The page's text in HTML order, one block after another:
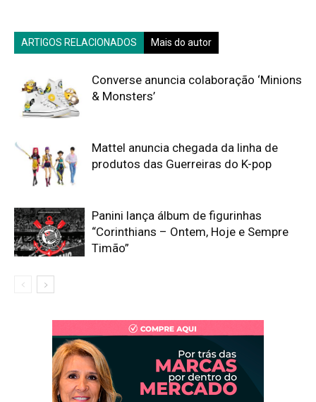
ARTIGOS RELACIONADOS Mais do autor
Converse anuncia colaboração ‘Minions
& Monsters’
Mattel anuncia chegada da linha de
produtos das Guerreiras do K-pop
Panini lança álbum de figurinhas
“Corinthians – Ontem, Hoje e Sempre
Timão”